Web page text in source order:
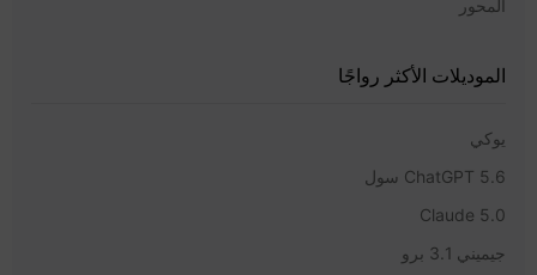
المحور
الموديلات الأكثر رواجًا
يوكي
ChatGPT 5.6 سول
Claude 5.0
جيميني 3.1 برو